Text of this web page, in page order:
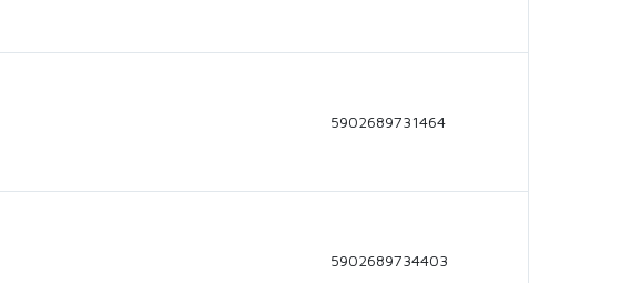
5902689731464
5902689734403